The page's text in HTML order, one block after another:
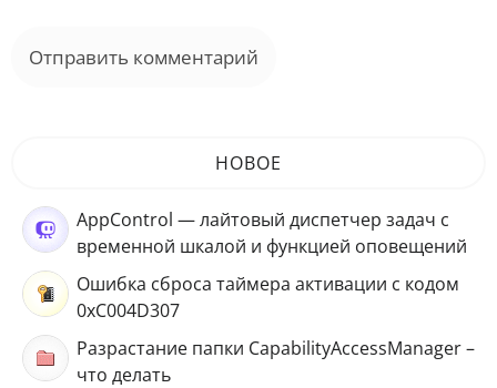
НОВОЕ
AppControl — лайтовый диспетчер задач с
временной шкалой и функцией оповещений
Ошибка сброса таймера активации с кодом
0xC004D307
Разрастание папки CapabilityAccessManager –
что делать